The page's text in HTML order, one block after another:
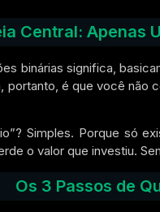
Central: Apenas
binárias significa,
portanto, é que você não
Simples. Porque só
o valor que investiu.
Os 3 Passos de